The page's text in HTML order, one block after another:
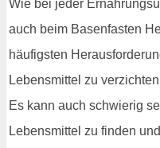
Wie bei jeder
auch beim Basenfasten
häufigsten
Lebensmittel zu
Es kann auch schwierig
Lebensmittel zu finden